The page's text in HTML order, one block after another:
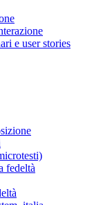
e user stories
fedeltà